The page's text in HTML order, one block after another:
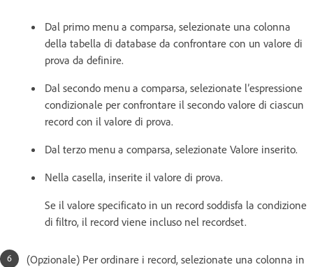
Dal primo menu a comparsa, selezionate una colonna
della tabella di database da confrontare con un valore di
prova da definire.
Dal secondo menu a comparsa, selezionate l’espressione
condizionale per confrontare il secondo valore di ciascun
record con il valore di prova.
Dal terzo menu a comparsa, selezionate Valore inserito.
Nella casella, inserite il valore di prova.
Se il valore specificato in un record soddisfa la condizione
di filtro, il record viene incluso nel recordset.
(Opzionale) Per ordinare i record, selezionate una colonna in